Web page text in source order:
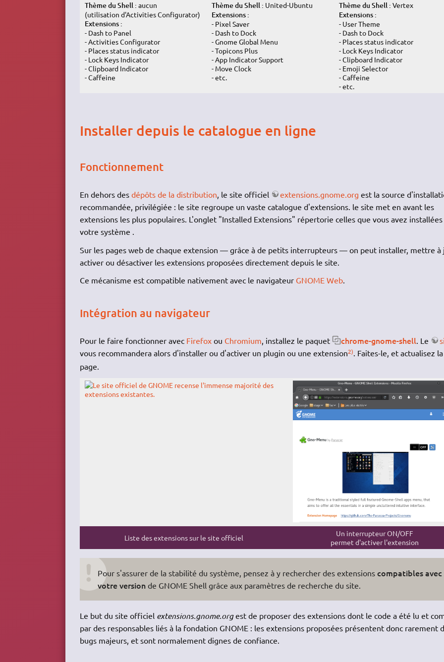
Thème du Shell : aucun
(utilisation d'Activities Configurator)
Extensions :
- Dash to Panel
- Activities Configurator
- Places status indicator
- Lock Keys Indicator
- Clipboard Indicator
- Caffeine
Thème du Shell : United-Ubuntu
Extensions :
- Pixel Saver
- Dash to Dock
- Gnome Global Menu
- Topicons Plus
- App Indicator Support
- Move Clock
- etc.
Thème du Shell : Vertex
Extensions :
- User Theme
- Dash to Dock
- Places status indicator
- Lock Keys Indicator
- Clipboard Indicator
- Emoji Selector
- Caffeine
- etc.
Installer depuis le catalogue en ligne
Fonctionnement
En dehors des dépôts de la distribution, le site officiel extensions.gnome.org est la source
recommandée, privilégiée : le site regroupe un vaste catalogue d'extensions. le site met en avant les
extensions les plus populaires. L'onglet "Installed Extensions" répertorie celles que vous avez installées
votre système .
Sur les pages web de chaque extension — grâce à de petits interrupteurs — on peut installer, mettre à
activer ou désactiver les extensions proposées directement depuis le site.
Ce mécanisme est compatible nativement avec le navigateur GNOME Web.
Intégration au navigateur
Pour le faire fonctionner avec Firefoxou Chromium , installez le paquet chrome-gnome-shell . Le
vous recommandera alors d'installer ou d'activer un plugin ou une extension2)
. Faites-le, et actualisez la
page.
Liste des extensions sur le site officiel
Un interrupteur ON/OFF
permet d'activer l'extension
Pour s'assurer de la stabilité du système, pensez à y rechercher des extensions compatibles avec
votre versionde GNOME Shell grâce aux paramètres de recherche du site.
Le but du site officiel extensions.gnome.orgest de proposer des extensions dont le code a été lu et
par des responsables liés à la fondation GNOME : les extensions proposées présentent donc rarement
bugs majeurs, et sont normalement dignes de confiance.